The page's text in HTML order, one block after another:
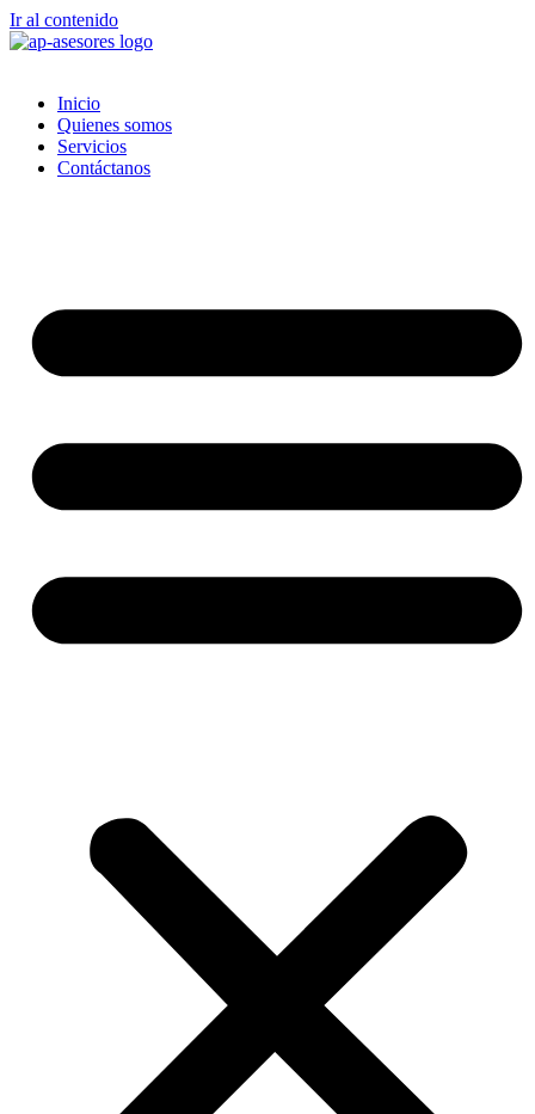
Ir al contenido
Inicio
Quienes somos
Servicios
Contáctanos